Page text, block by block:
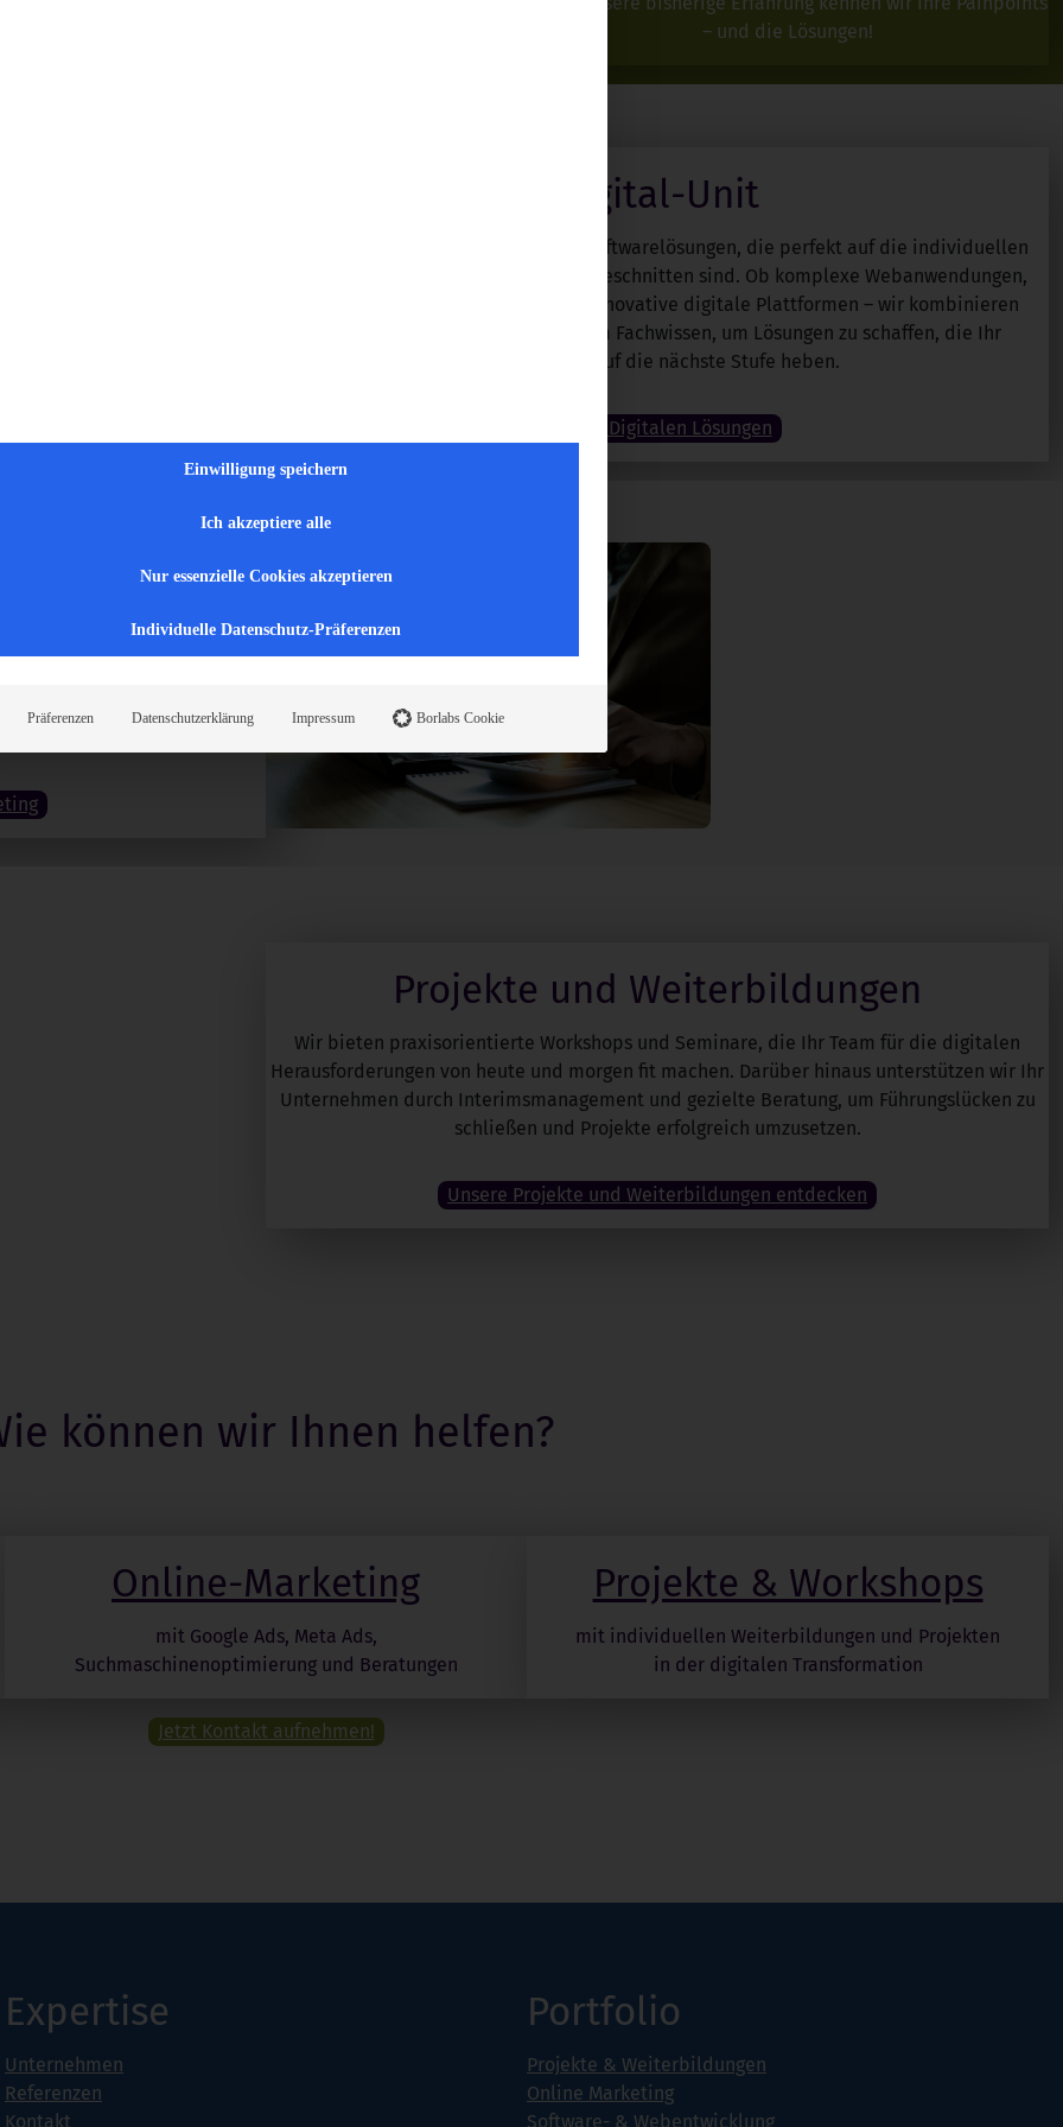
– und die Lösungen!
Digital-Unit
Wir entwickeln maßgeschneiderte Softwarelösungen, die perfekt auf die individuellen
Bedürfnisse Ihres Unternehmens zugeschnitten sind. Ob komplexe Webanwendungen,
maßgeschneiderte Software oder innovative digitale Plattformen – wir kombinieren
modernste Technologie mit tiefem Fachwissen, um Lösungen zu schaffen, die Ihr
Unternehmen auf die nächste Stufe heben.
Unsere Digitalen Lösungen
Rampenlicht. Mit gezielten
Media Management
Erfolge. Wir entwickeln
wo Ihre Zielgruppe ist.
Projekte und Weiterbildungen
Wir bieten praxisorientierte Workshops und Seminare, die Ihr Team für die digitalen
Herausforderungen von heute und morgen fit machen. Darüber hinaus unterstützen wir Ihr
Unternehmen durch Interimsmanagement und gezielte Beratung, um Führungslücken zu
schließen und Projekte erfolgreich umzusetzen.
Unsere Projekte und Weiterbildungen entdecken
können wir Ihnen helfen?
Online-Marketing
mit Google Ads, Meta Ads,
Suchmaschinenoptimierung und Beratungen
Projekte & Workshops
mit individuellen Weiterbildungen und Projekten
in der digitalen Transformation
Jetzt Kontakt aufnehmen!
Expertise
Unternehmen
Referenzen
Kontakt
Portfolio
Projekte & Weiterbildungen
Online Marketing
Software- & Webentwicklung
Einwilligung speichern
Ich akzeptiere alle
Nur essenzielle Cookies akzeptieren
Individuelle Datenschutz-Präferenzen
Präferenzen Datenschutzerklärung Impressum Borlabs Cookie